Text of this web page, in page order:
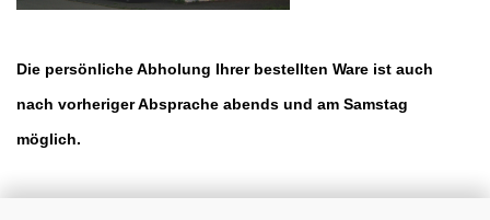
Die persönliche Abholung Ihrer bestellten Ware ist auch
nach vorheriger Absprache abends und am Samstag
möglich.